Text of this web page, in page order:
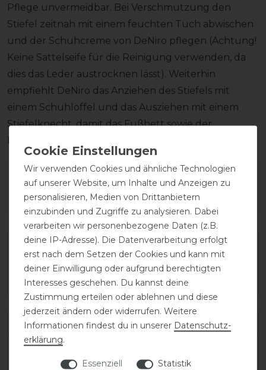
Pflege unvermeidbar. Bei Verschmutzung den
Stiefel zeitnah mit einem feuchten Tuch abwischen
und der Schuhcreme von DeNiro pflegen (Achtung!
Keine Sattelseife für die Reinigung verwenden, da
dies das Leder austrocknen lässt). Weiterhin
empfiehlt DeNiro das Anziehen des Stiefels mit
einem Schuhlöffel und das Ausziehen mit einem
Stiefelknecht, damit das Fußbett sowie der
Reißverschluss unversehrt bleiben.
Wie hat dir die Artikelbeschreibung
gefallen?
Varianten-ID:138456
SKU:salentino/02-quick-black/toplucido-45-
Wir verwenden Cookies und ähnliche Technologien
auf unserer Website, um Inhalte und Anzeigen zu
personalisieren, Medien von Drittanbietern
einzubinden und Zugriffe zu analysieren. Dabei
verarbeiten wir personenbezogene Daten (z.B.
deine IP-Adresse). Die Datenverarbeitung erfolgt
erst nach dem Setzen der Cookies und kann mit
deiner Einwilligung oder aufgrund berechtigten
Interesses geschehen. Du kannst deine
Zustimmung erteilen oder ablehnen und diese
jederzeit ändern oder widerrufen. Weitere
Informationen findest du in unserer Daten­schutz­
erklärung.
Essenziell Statistik